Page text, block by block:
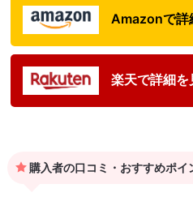
Amazonで詳
楽天で詳細を
購入者の口コミ・おすすめポイ